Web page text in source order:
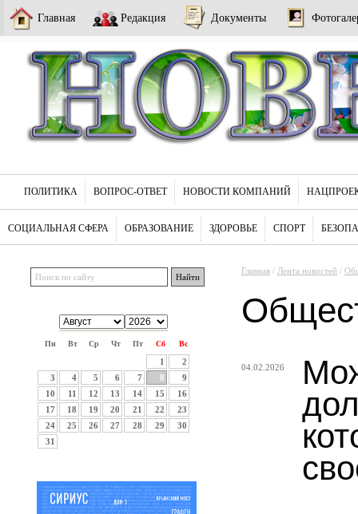
Главная Редакция Документы
ПОЛИТИКА ВОПРОС-ОТВЕТ НОВОСТИ КОМПАНИЙ
СОЦИАЛЬНАЯ СФЕРА ОБРАЗОВАНИЕ ЗДОРОВЬЕ СПОРТ
Пн Вт Ср Чт Пт Сб Вс
1
2
3
4 5 6 7 8
9
10
11 12 13 14 15
16
17
18 19 20 21 22
23
24
25 26 27 28 29
30
31
Главная / Лента новостей /
04.02.2026